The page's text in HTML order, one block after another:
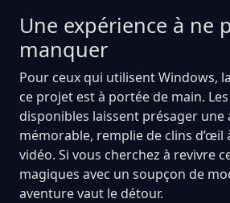
Une expérience à ne
manquer
Pour ceux qui utilisent Windows,
ce projet est à portée de main.
disponibles laissent présager une
mémorable, remplie de clins d’œil
vidéo. Si vous cherchez à revivre
magiques avec un soupçon de
aventure vaut le détour.